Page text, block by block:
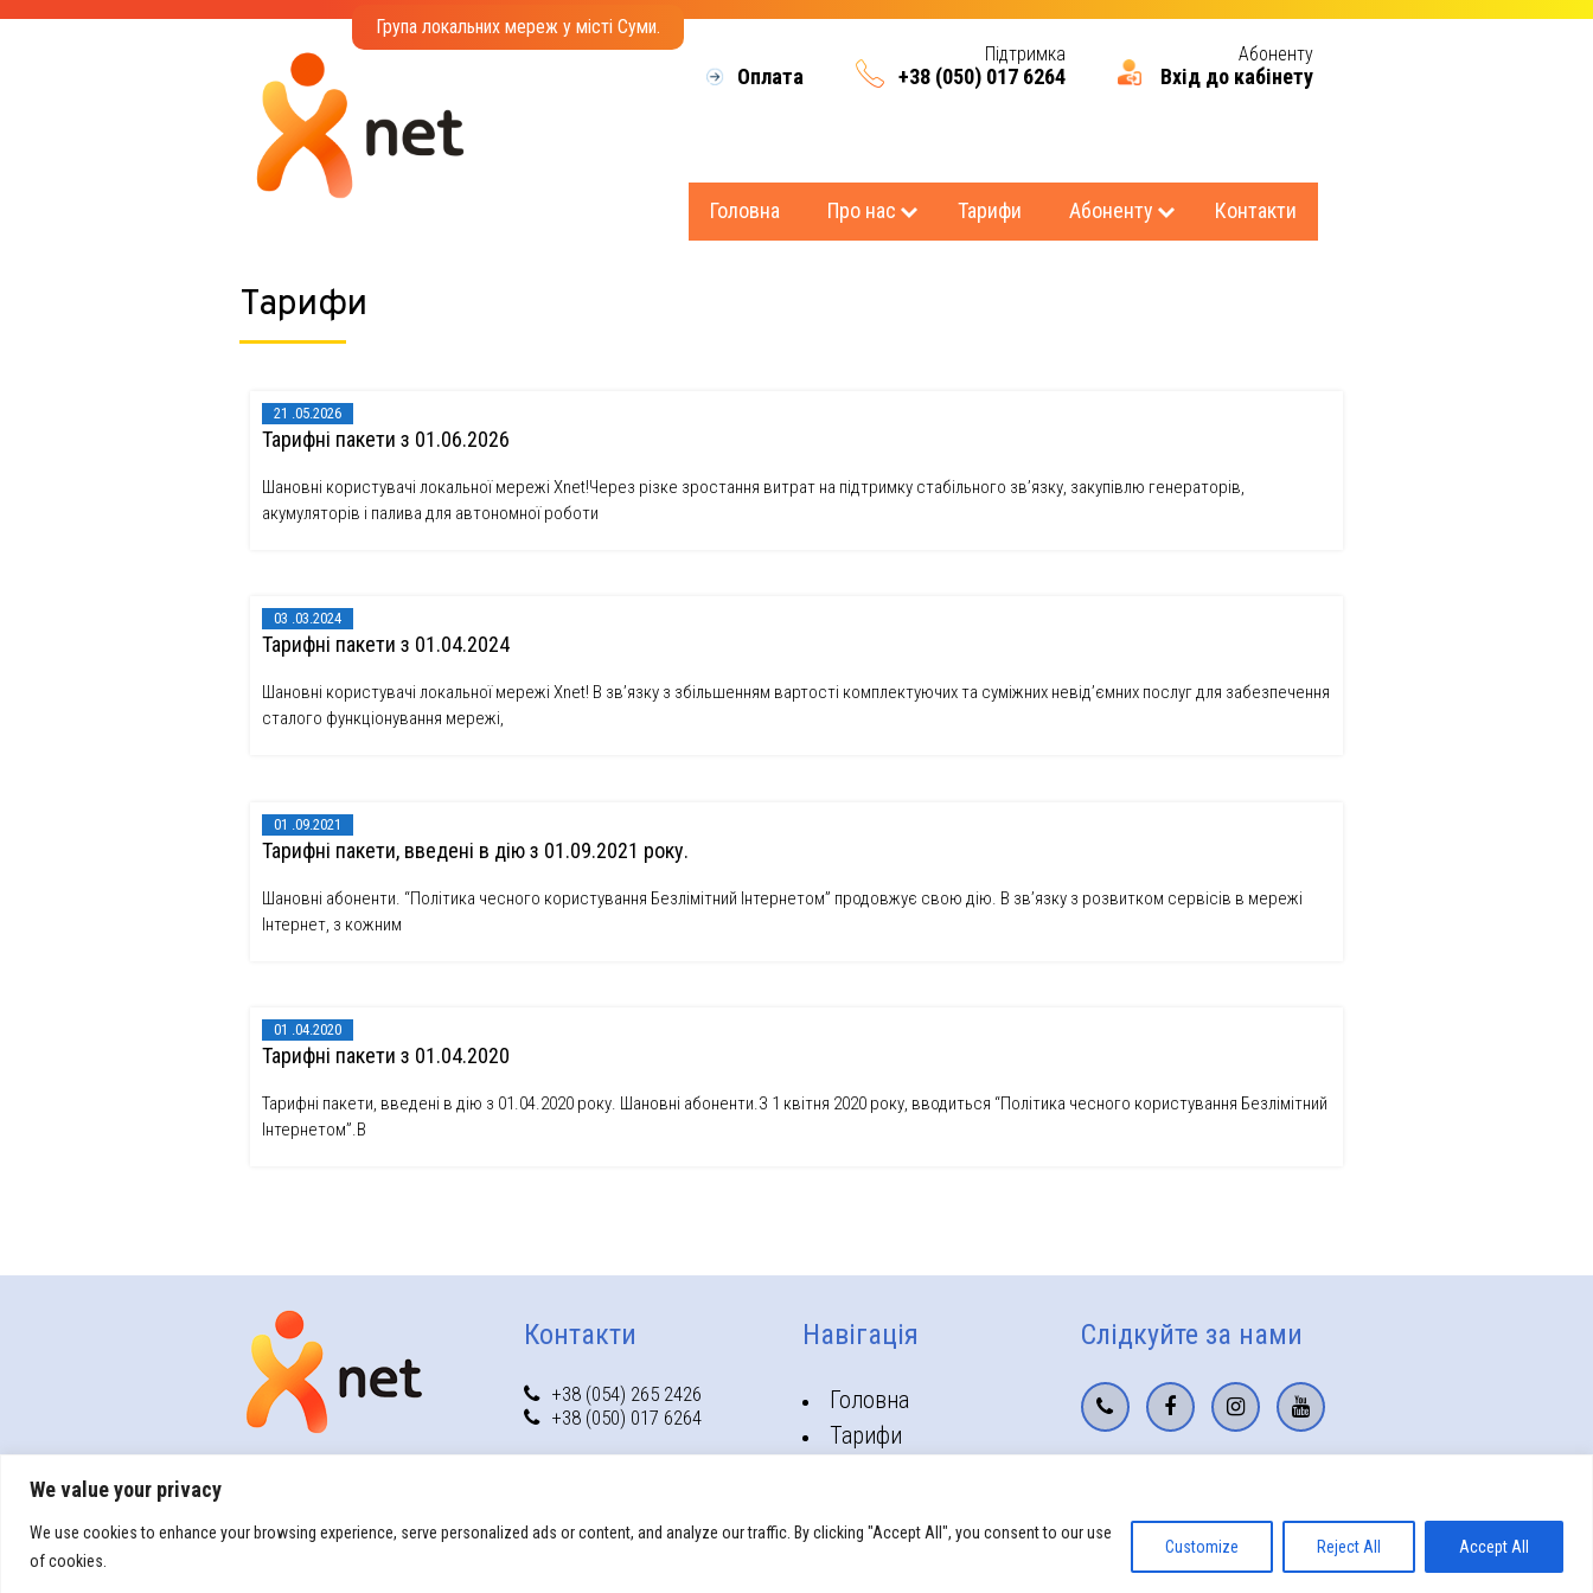
We value your privacy
We use cookies to enhance your browsing experience, serve personalized ads or content, and analyze our traffic. By clicking "Accept All", you consent to our use
of cookies.
Customize Reject All Accept All
Група локальних мереж у місті Суми.
Оплата
Підтримка
+38 (050) 017 6264
Абоненту
Вхід до кабінету
Головна Про нас Тарифи Абоненту Контакти
Тарифи
21 05.2026
Тарифнi пакети з 01.06.2026
Шановні користувачі локальної мережі Xnet!Через різке зростання витрат на підтримку стабільного зв’язку, закупівлю генераторів,
акумуляторів і палива для автономної роботи
03 03.2024
Тарифнi пакети з 01.04.2024
Шановні користувачі локальної мережі Xnet! В зв’язку з збільшенням вартості комплектуючих та суміжних невід’ємних послуг для забезпечення
сталого функціонування мережі,
01 09.2021
Тарифнi пакети, введені в дію з 01.09.2021 року.
Шановні абоненти. “Політика чесного користування Безлімітний Інтернетом” продовжує свою дію. В зв’язку з розвитком сервісів в мережі
Інтернет, з кожним
01 04.2020
Тарифнi пакети з 01.04.2020
Тарифні пакети, введені в дію з 01.04.2020 року. Шановні абоненти.З 1 квітня 2020 року, вводиться “Політика чесного користування Безлімітний
Інтернетом”.В
Контакти
+38 (054) 265 2426
+38 (050) 017 6264
Навігація
Головна
Тарифи
Слідкуйте за нами
Пiдтримка сайтуTriA